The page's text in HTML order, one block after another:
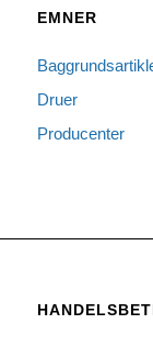
EMNER
Druer
Producenter